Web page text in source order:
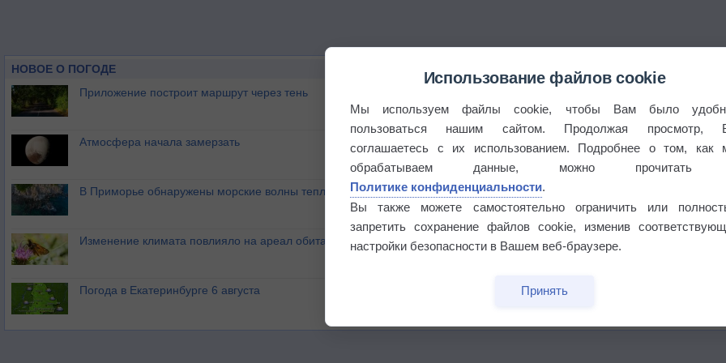
НОВОЕ О ПОГОДЕ
Приложение построит маршрут через тень
Атмосфера начала замерзать
В Приморье обнаружены морские волны тепла
Изменение климата повлияло на ареал обитания бабочек
Погода в Екатеринбурге 6 августа
Использование файлов cookie
Мы используем файлы cookie, чтобы Вам было
пользоваться нашим сайтом. Продолжая просмотр,
соглашаетесь с их использованием. Подробнее о том, как
обрабатываем данные, можно прочитать
Политике конфиденциальности.
Вы также можете самостоятельно ограничить или
запретить сохранение файлов cookie, изменив
настройки безопасности в Вашем веб-браузере.
Принять